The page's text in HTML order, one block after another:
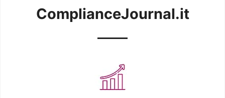
ComplianceJournal.it